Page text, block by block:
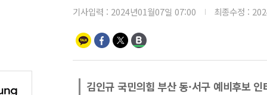
기사입력 : 2024년01월07일 07:00 최종수정 :
김인규 국민의힘 부산 동·서구 예비후보 인